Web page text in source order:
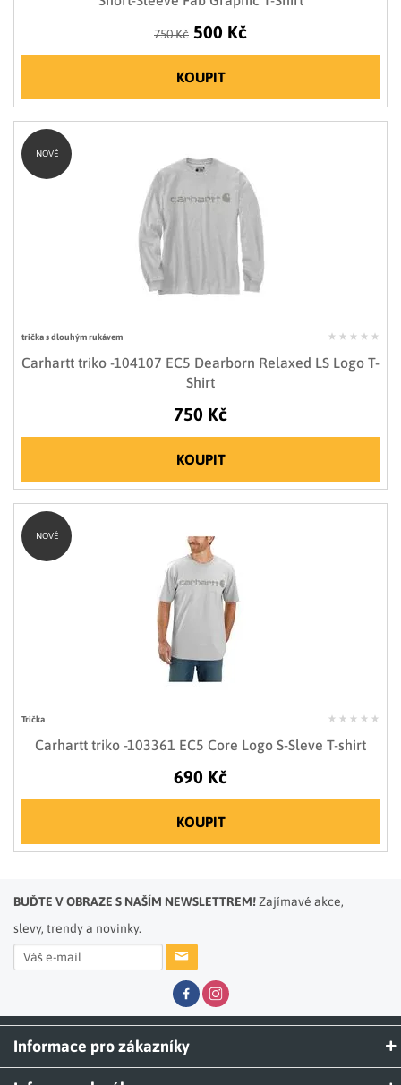
750 Kč 500 Kč
KOUPIT
trička s dlouhým rukávem
Carhartt triko -104107 EC5 Dearborn Relaxed LS Logo T-
Shirt
750 Kč
KOUPIT
NOVÉ
Trička
Carhartt triko -103361 EC5 Core Logo S-Sleve T-shirt
690 Kč
KOUPIT
NOVÉ
BUĎTE V OBRAZE S NAŠÍM NEWSLETTREM!Zajímavé akce,
slevy, trendy a novinky.
Informace pro zákazníky